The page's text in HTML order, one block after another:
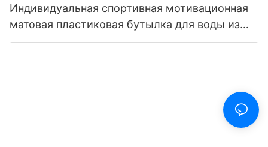
Индивидуальная спортивная мотивационная
матовая пластиковая бутылка для воды из
тритана, не содержащая BPA, 32 унции, с